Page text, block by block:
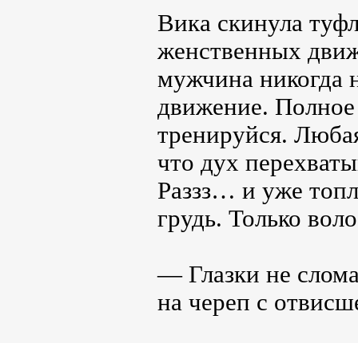
Вика скинула
женственных
мужчина никогда
движение.
тренируйся.
что дух
Раззз… и уже
грудь. Только
— Глазки не
на череп с